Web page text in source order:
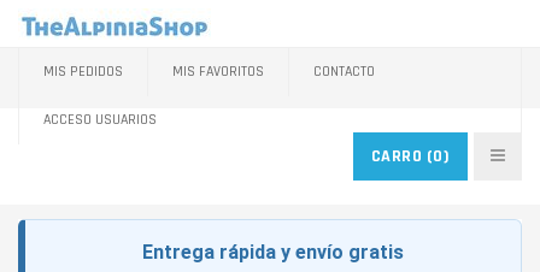
MIS PEDIDOS MIS FAVORITOS CONTACTO
ACCESO USUARIOS
CARRO (0)
Entrega rápida y envío gratis